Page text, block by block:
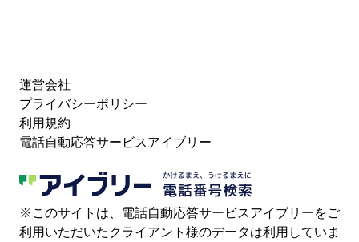
運営会社
プライバシーポリシー
利用規約
電話自動応答サービスアイブリー
※このサイトは、電話自動応答サービスアイブリーをご
利用いただいたクライアント様のデータは利用していま